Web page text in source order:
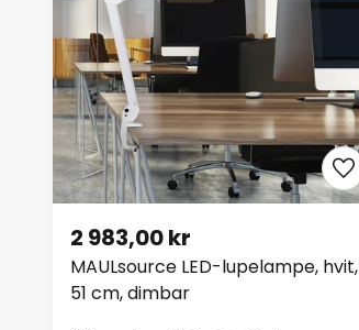
MAULsource LED-lupelampe, hvit,
51 cm, dimbar
2 983,00 kr